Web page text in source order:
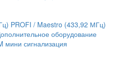
PROFI / Maestro (433,92 МГц)
оборудование
мини сигнализация